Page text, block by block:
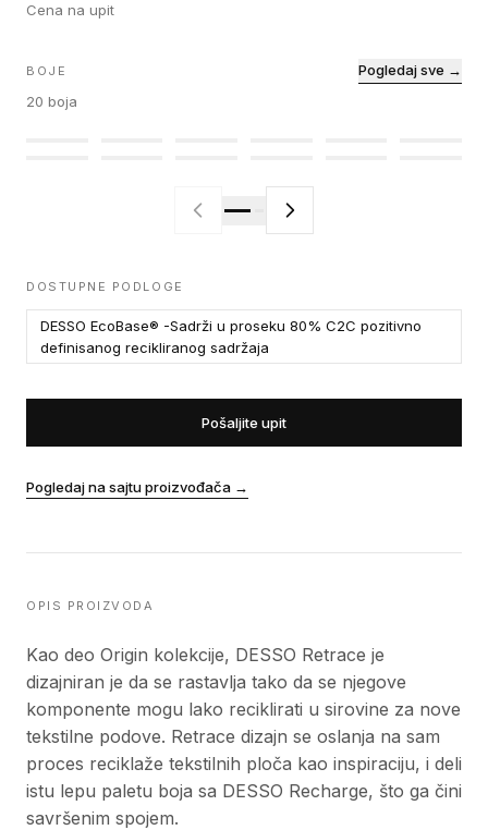
Cena na upit
BOJE
20 boja
Pogledaj sve →
DOSTUPNE PODLOGE
DESSO EcoBase® -Sadrži u proseku 80% C2C pozitivno
definisanog recikliranog sadržaja
Pošaljite upit
Pogledaj na sajtu proizvođača →
OPIS PROIZVODA
Kao deo Origin kolekcije, DESSO Retrace je
dizajniran je da se rastavlja tako da se njegove
komponente mogu lako reciklirati u sirovine za nove
tekstilne podove. Retrace dizajn se oslanja na sam
proces reciklaže tekstilnih ploča kao inspiraciju, i deli
istu lepu paletu boja sa DESSO Recharge, što ga čini
savršenim spojem.